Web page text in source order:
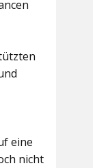
eine
nicht